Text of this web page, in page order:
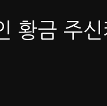
황금 주